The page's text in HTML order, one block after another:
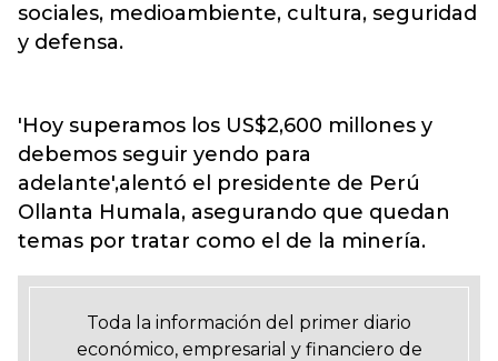
sociales, medioambiente, cultura, seguridad
y defensa.
'Hoy superamos los US$2,600 millones y
debemos seguir yendo para
adelante',alentó el presidente de Perú
Ollanta Humala, asegurando que quedan
temas por tratar como el de la minería.
Toda la información del primer diario
económico, empresarial y financiero de